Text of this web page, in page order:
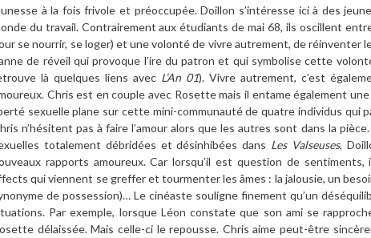
à la fois frivole et préoccupée. Doillon s’intéresse ici à des
du travail. Contrairement aux étudiants de mai 68, ils oscillent
se nourrir, se loger) et une volonté de vivre autrement, de réinventer
de réveil qui provoque l’ire du patron et qui symbolise cette
là quelques liens avec L’An 01). Vivre autrement, c’est
Chris est en couple avec Rosette mais il entame également
sexuelle plane sur cette mini-communauté de quatre individus qui
n’hésitent pas à faire l’amour alors que les autres sont dans la
totalement débridées et désinhibées dans Les Valseuses,
rapports amoureux. Car lorsqu’il est question de
qui viennent se greffer et tourmenter les âmes : la jalousie, un
de possession)… Le cinéaste souligne finement qu’un
Par exemple, lorsque Léon constate que son ami se
délaissée. Mais celle-ci le repousse. Chris aime peut-être